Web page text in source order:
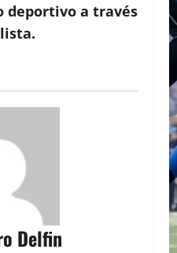
deportivo a través
Delfin